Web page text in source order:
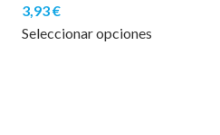
3,93€
Seleccionar opciones